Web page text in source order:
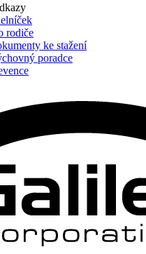
rodiče
ke stažení
poradce